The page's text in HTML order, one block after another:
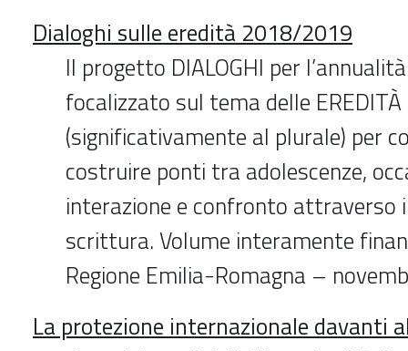
Dialoghi sulle eredità 2018/2019
Il progetto DIALOGHI per
focalizzato sul tema delle EREDITÀ
(significativamente al plurale) per
costruire ponti tra adolescenze,
interazione e confronto attraverso
scrittura. Volume interamente
Regione Emilia-Romagna –
La protezione internazionale davanti